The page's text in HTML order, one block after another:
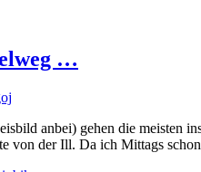
…
anbei) gehen die meisten
von der Ill. Da ich Mittags